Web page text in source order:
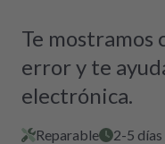
Te mostramos
error y te
electrónica.
Reparable
2-5